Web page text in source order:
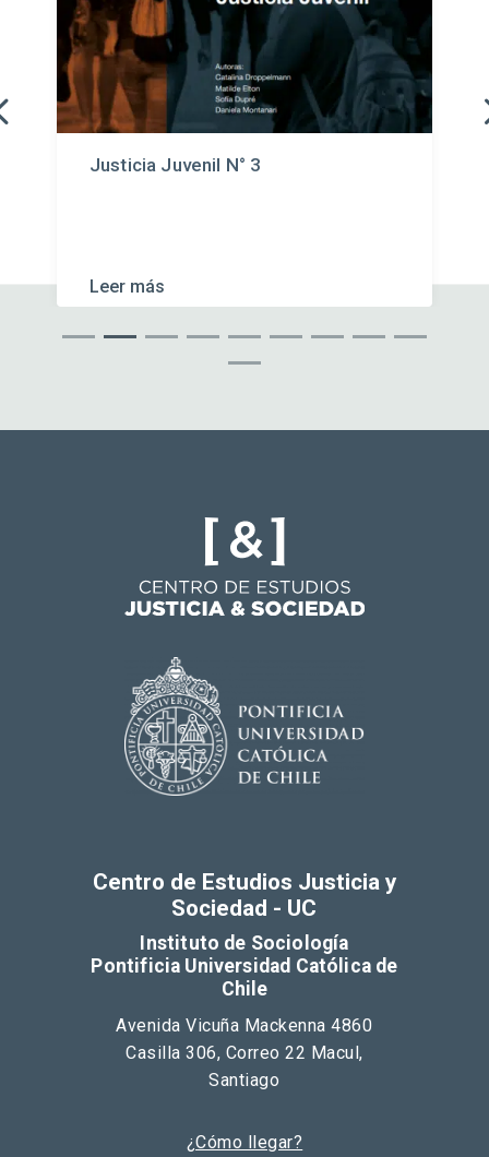
Justicia Juvenil N° 3
Leer más
Centro de Estudios Justicia y
Sociedad - UC
Instituto de Sociología
Pontificia Universidad Católica de
Chile
Avenida Vicuña Mackenna 4860
Casilla 306, Correo 22 Macul,
Santiago
¿Cómo llegar?